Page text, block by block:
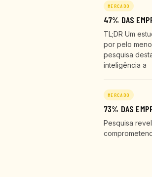
MERCADO
47% DAS
TL;DR Um
por pelo
pesquisa
inteligência a
MERCADO
73% DAS
Pesquisa